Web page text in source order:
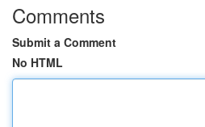
Comments
Submit a Comment
No HTML